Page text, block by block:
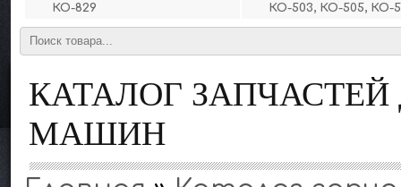
КО-829
КО-503, КО-505, КО-
КАТАЛОГ
МАШИН